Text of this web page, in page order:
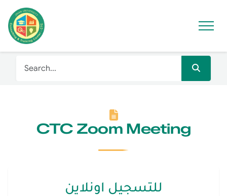
CTC Zoom Meeting
للتسجيل اونلاين